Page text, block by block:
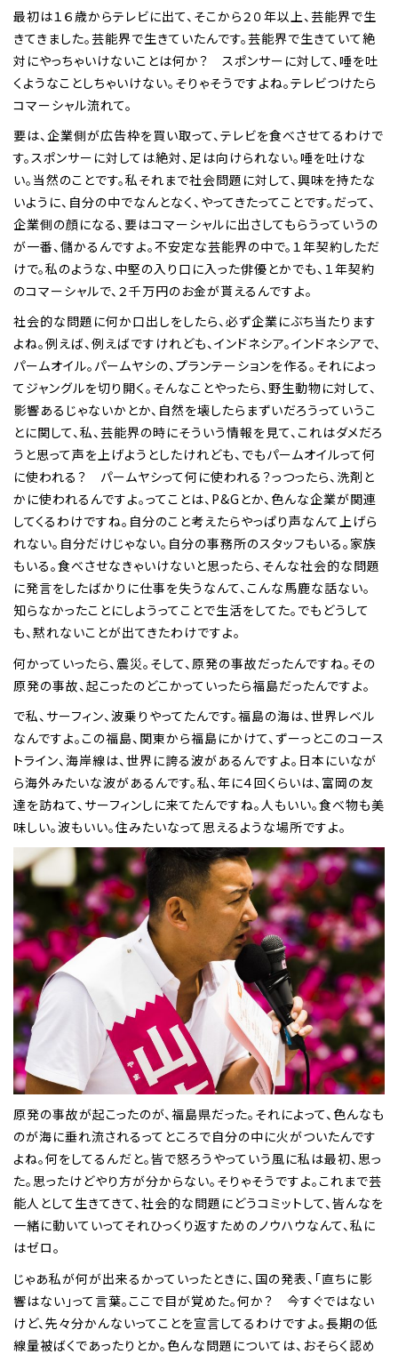
最初は１６歳からテレビに出て、そこから２０年以上、芸能界で生
きてきました。芸能界で生きていたんです。芸能界で生きていて絶
対にやっちゃいけないことは何か？ スポンサーに対して、唾を吐
くようなことしちゃいけない。そりゃそうですよね。テレビつけたら
コマーシャル流れて。
要は、企業側が広告枠を買い取って、テレビを食べさせてるわけで
す。スポンサーに対しては絶対、足は向けられない。唾を吐けな
い。当然のことです。私それまで社会問題に対して、興味を持たな
いように、自分の中でなんとなく、やってきたってことです。だって、
企業側の顔になる、要はコマーシャルに出さしてもらうっていうの
が一番、儲かるんですよ。不安定な芸能界の中で。１年契約しただ
けで。私のような、中堅の入り口に入った俳優とかでも、１年契約
のコマーシャルで、２千万円のお金が貰えるんですよ。
社会的な問題に何か口出しをしたら、必ず企業にぶち当たります
よね。例えば、例えばですけれども、インドネシア。インドネシアで、
パームオイル。パームヤシの、プランテーションを作る。それによっ
てジャングルを切り開く。そんなことやったら、野生動物に対して、
影響あるじゃないかとか、自然を壊したらまずいだろうっていうこ
とに関して、私、芸能界の時にそういう情報を見て、これはダメだろ
うと思って声を上げようとしたけれども、でもパームオイルって何
に使われる？ パームヤシって何に使われる？っつったら、洗剤と
かに使われるんですよ。ってことは、P&Gとか、色んな企業が関連
してくるわけですね。自分のこと考えたらやっぱり声なんて上げら
れない。自分だけじゃない。自分の事務所のスタッフもいる。家族
もいる。食べさせなきゃいけないと思ったら、そんな社会的な問題
に発言をしたばかりに仕事を失うなんて、こんな馬鹿な話ない。
知らなかったことにしようってことで生活をしてた。でもどうして
も、黙れないことが出てきたわけですよ。
何かっていったら、震災。そして、原発の事故だったんですね。その
原発の事故、起こったのどこかっていったら福島だったんですよ。
で私、サーフィン、波乗りやってたんです。福島の海は、世界レベル
なんですよ。この福島、関東から福島にかけて、ずーっとこのコース
トライン、海岸線は、世界に誇る波があるんですよ。日本にいなが
ら海外みたいな波があるんです。私、年に４回くらいは、富岡の友
達を訪ねて、サーフィンしに来てたんですね。人もいい。食べ物も美
味しい。波もいい。住みたいなって思えるような場所ですよ。
原発の事故が起こったのが、福島県だった。それによって、色んなも
のが海に垂れ流されるってところで自分の中に火がついたんです
よね。何をしてるんだと。皆で怒ろうやっていう風に私は最初、思っ
た。思ったけどやり方が分からない。そりゃそうですよ。これまで芸
能人として生きてきて、社会的な問題にどうコミットして、皆んなを
一緒に動いていってそれひっくり返すためのノウハウなんて、私に
はゼロ。
じゃあ私が何が出来るかっていったときに、国の発表、「直ちに影
響はない」って言葉。ここで目が覚めた。何か？ 今すぐではない
けど、先々分かんないってことを宣言してるわけですよ。長期の低
線量被ばくであったりとか。色んな問題については、おそらく認め